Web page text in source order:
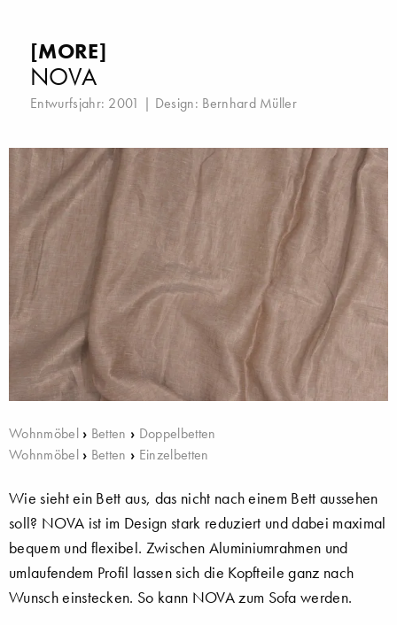
[MORE]
NOVA
Entwurfsjahr: 2001 | Design: Bernhard Müller
Wohnmöbel› Betten › Doppelbetten
Wohnmöbel› Betten › Einzelbetten
Wie sieht ein Bett aus, das nicht nach einem Bett aussehen
soll? NOVA ist im Design stark reduziert und dabei maximal
bequem und flexibel. Zwischen Aluminiumrahmen und
umlaufendem Profil lassen sich die Kopfteile ganz nach
Wunsch einstecken. So kann NOVA zum Sofa werden.